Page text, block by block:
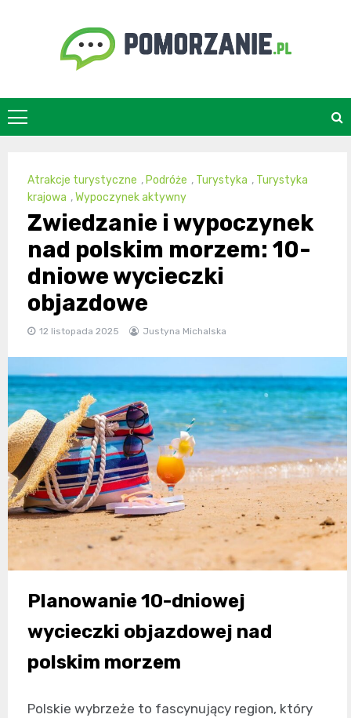
pomorzanie.pl
Atrakcje turystyczne ,Podróże , Turystyka , Turystyka
krajowa ,Wypoczynek aktywny
Zwiedzanie i wypoczynek
nad polskim morzem: 10-
dniowe wycieczki
objazdowe
12 listopada 2025 Justyna Michalska
Planowanie 10-dniowej
wycieczki objazdowej nad
polskim morzem
Polskie wybrzeże to fascynujący region, który